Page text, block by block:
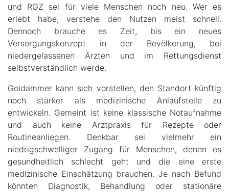
und RGZ sei für viele Menschen noch neu. Wer es
erlebt habe, verstehe den Nutzen meist schnell.
Dennoch brauche es Zeit, bis ein neues
Versorgungskonzept in der Bevölkerung, bei
niedergelassenen Ärzten und im Rettungsdienst
selbstverständlich werde.
Goldammer kann sich vorstellen, den Standort künftig
noch stärker als medizinische Anlaufstelle zu
entwickeln. Gemeint ist keine klassische Notaufnahme
und auch keine Arztpraxis für Rezepte oder
Routineanliegen. Denkbar sei vielmehr ein
niedrigschwelliger Zugang für Menschen, denen es
gesundheitlich schlecht geht und die eine erste
medizinische Einschätzung brauchen. Je nach Befund
könnten Diagnostik, Behandlung oder stationäre